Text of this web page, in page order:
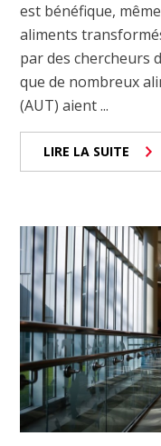
est bénéfique,
aliments
par des chercheurs
que de nombreux
(AUT) aient ...
LIRE LA SUITE